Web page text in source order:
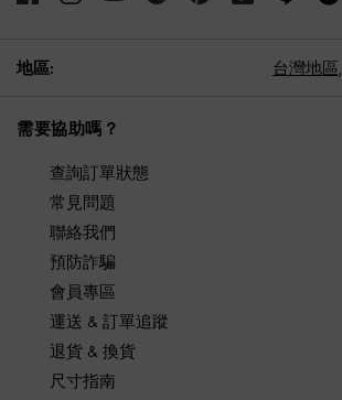
地區: 台灣地區,
需要協助嗎？
查詢訂單狀態
常見問題
聯絡我們
預防詐騙
會員專區
運送 & 訂單追蹤
退貨 & 換貨
尺寸指南